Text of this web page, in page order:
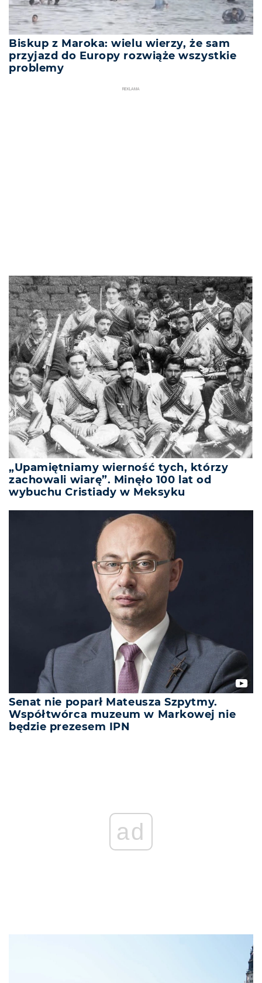
Biskup z Maroka: wielu wierzy, że sam
przyjazd do Europy rozwiąże wszystkie
problemy
REKLAMA
„Upamiętniamy wierność tych, którzy
zachowali wiarę”. Minęło 100 lat od
wybuchu Cristiady w Meksyku
Senat nie poparł Mateusza Szpytmy.
Współtwórca muzeum w Markowej nie
będzie prezesem IPN
ad